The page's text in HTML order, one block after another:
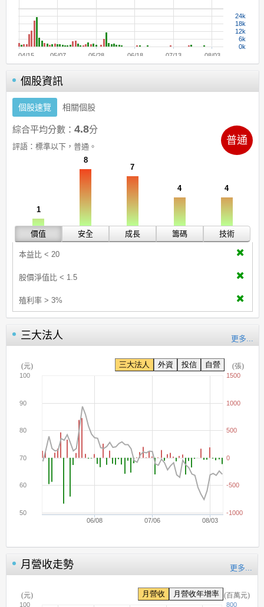
個股資訊
個股速覽 相關個股
綜合平均分數： 4.8分
評語： 標準以下，普通。
普通
1
價值
8
安全
7
成長
4
籌碼
4
技術
本益比 < 20
股價淨值比 < 1.5
殖利率 > 3%
三大法人 更多...
月營收走勢 更多...